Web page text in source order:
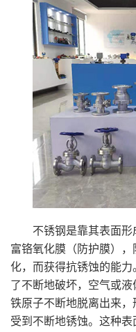
不锈钢是靠其表面
富铬氧化膜（防护膜）
化，而获得抗锈蚀的能
了不断地破坏，空气或
铁原子不断地脱离出来
受到不断地锈蚀。这种